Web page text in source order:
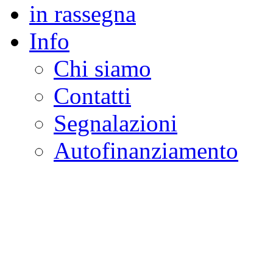
in rassegna
Info
Chi siamo
Contatti
Segnalazioni
Autofinanziamento